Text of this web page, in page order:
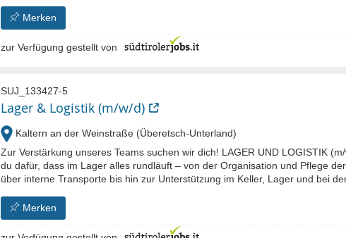
Merken
zur Verfügung gestellt von
SUJ_133427-5
Lager & Logistik (m/w/d)
Kaltern an der Weinstraße (Überetsch-Unterland)
Zur Verstärkung unseres Teams suchen wir dich! LAGER UND LOGISTIK
du dafür, dass im Lager alles rundläuft – von der Organisation und Pflege
über interne Transporte bis hin zur Unterstützung im Keller, Lager und bei der
Merken